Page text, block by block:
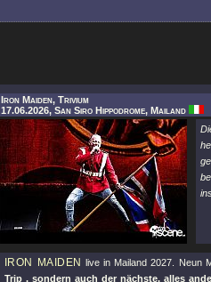
Iron Maiden, Trivium
17.06.2026, San Siro Hippodrome, Mailand
IRON MAIDEN live in Mailand 2027. Neun
Trip , sondern auch der nächste, alles